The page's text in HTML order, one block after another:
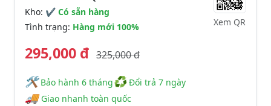
Kho: ✔ Có sẵn hàng
Tình trạng: Hàng mới 100% Xem QR
295,000 đ 325,000 đ
🛠️️ Bảo hành 6 tháng♻Đổi trả 7 ngày
🚚Giao nhanh toàn quốc